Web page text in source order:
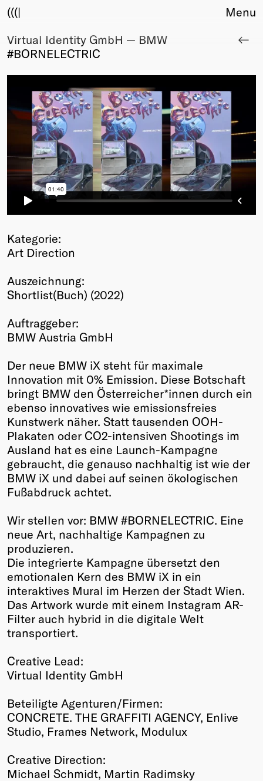
(((|
About
Club
Fair Work
TBD
Events
Upcoming
Past
Membership
Info
Young Creatives
Friends of Creativity
Winners
2026
Annual
Menu
Virtual Identity GmbH — BMW
#BORNELECTRIC
Kategorie:
Art Direction
Auszeichnung:
Shortlist(Buch) (2022)
Auftraggeber:
BMW Austria GmbH
Der neue BMW iX steht für maximale
Innovation mit 0% Emission. Diese Botschaft
bringt BMW den Österreicher*innen durch ein
ebenso innovatives wie emissionsfreies
Kunstwerk näher. Statt tausenden OOH-
Plakaten oder CO2-intensiven Shootings im
Ausland hat es eine Launch-Kampagne
gebraucht, die genauso nachhaltig ist wie der
BMW iX und dabei auf seinen ökologischen
Fußabdruck achtet.
Wir stellen vor: BMW #BORNELECTRIC. Eine
neue Art, nachhaltige Kampagnen zu
produzieren.
Die integrierte Kampagne übersetzt den
emotionalen Kern des BMW iX in ein
interaktives Mural im Herzen der Stadt Wien.
Das Artwork wurde mit einem Instagram AR-
Filter auch hybrid in die digitale Welt
transportiert.
Creative Lead:
Virtual Identity GmbH
Beteiligte Agenturen/Firmen:
CONCRETE. THE GRAFFITI AGENCY, Enlive
Studio, Frames Network, Modulux
Creative Direction:
Michael Schmidt, Martin Radimsky